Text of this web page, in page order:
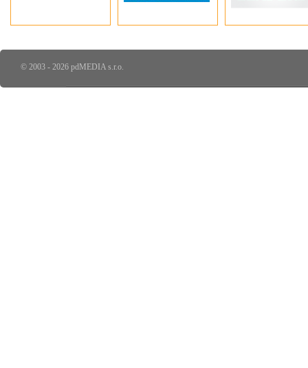
© 2003 - 2026 pdMEDIA s.r.o.